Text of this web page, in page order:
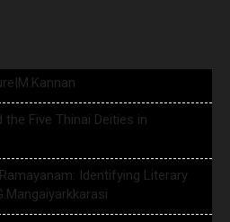
Five Thinai Deities in
Identifying Literary